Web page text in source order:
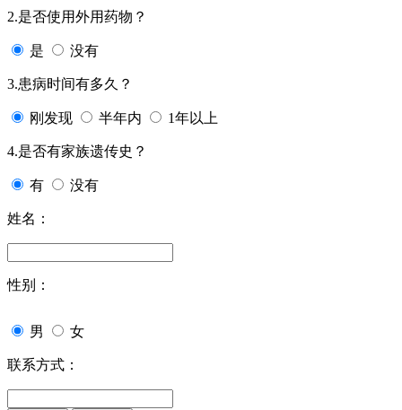
2.是否使用外用药物？
是 没有
3.患病时间有多久？
刚发现 半年内 1年以上
4.是否有家族遗传史？
有 没有
姓名：
性别：
男 女
联系方式：